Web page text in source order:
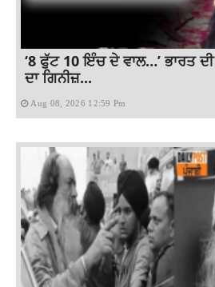
‘8 ਫੁੱਟ 10 ਇੰਚ ਦੇ ਵਾਲ…’ ਭਾਰਤ
ਦਾ ਗਿਨੀਜ਼...
Aug 08, 2026 12:59 Pm